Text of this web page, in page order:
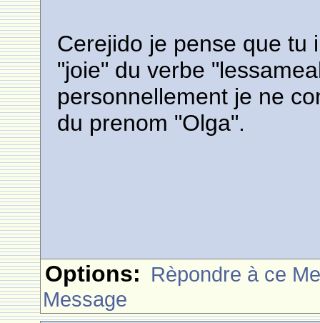
Cerejido je pense que tu
"joie" du verbe
personnellement je ne
du prenom "Olga".
Options: Rèpondre à ce
Message